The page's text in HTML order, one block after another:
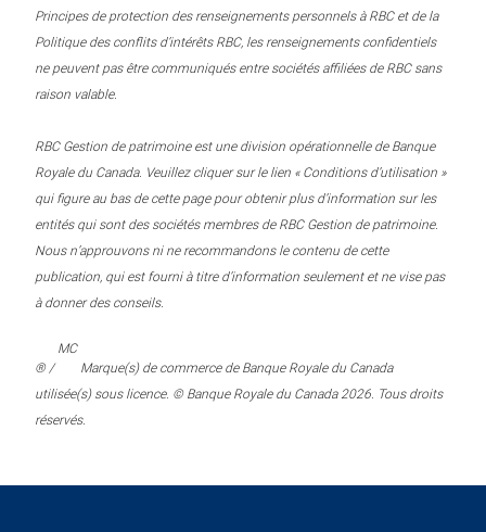
Principes de protection des renseignements personnels à RBC et de la
Politique des conflits d’intérêts RBC, les renseignements confidentiels
ne peuvent pas être communiqués entre sociétés affiliées de RBC sans
raison valable.
RBC Gestion de patrimoine est une division opérationnelle de Banque
Royale du Canada. Veuillez cliquer sur le lien « Conditions d’utilisation »
qui figure au bas de cette page pour obtenir plus d’information sur les
entités qui sont des sociétés membres de RBC Gestion de patrimoine.
Nous n’approuvons ni ne recommandons le contenu de cette
publication, qui est fourni à titre d’information seulement et ne vise pas
à donner des conseils.
® /
MC
Marque(s) de commerce de Banque Royale du Canada
utilisée(s) sous licence. © Banque Royale du Canada 2026. Tous droits
réservés.